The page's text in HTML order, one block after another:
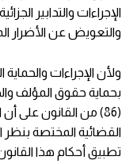
الإجراءات والتدابير
والتعويض عن الأضرار
ولأن الإجراءات
(86) من القانون على
القضائية المختصة بنظر
تطبيق أحكام هذا